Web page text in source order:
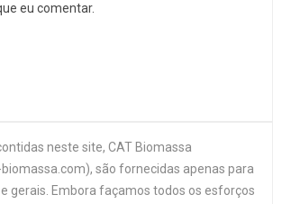
eu comentar.
neste site, CAT Biomassa
são fornecidas apenas para
gerais. Embora façamos todos os esforços